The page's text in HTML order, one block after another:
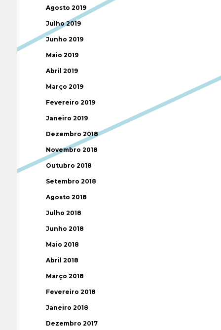
Agosto 2019
Julho 2019
Junho 2019
Maio 2019
Abril 2019
Março 2019
Fevereiro 2019
Janeiro 2019
Dezembro 2018
Novembro 2018
Outubro 2018
Setembro 2018
Agosto 2018
Julho 2018
Junho 2018
Maio 2018
Abril 2018
Março 2018
Fevereiro 2018
Janeiro 2018
Dezembro 2017